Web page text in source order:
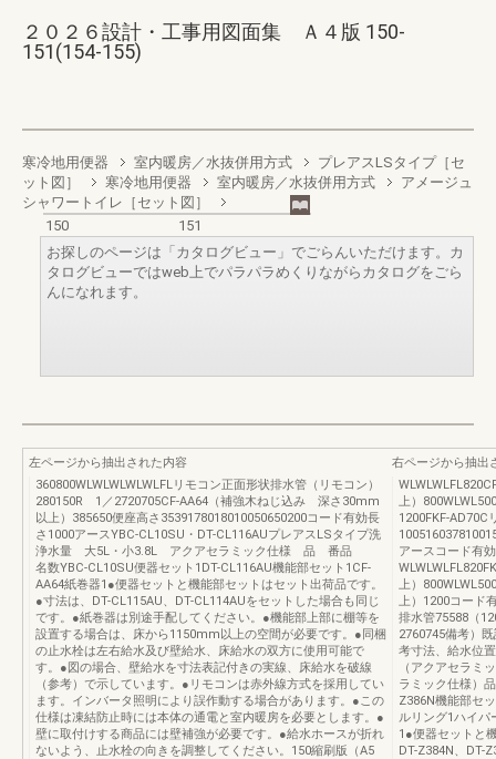
２０２６設計・工事用図面集 Ａ４版 150-
151(154-155)
寒冷地用便器 室内暖房／水抜併用方式
プレアスLSタイプ［セ
ット図］
寒冷地用便器 室内暖房／水抜併用方式
アメージュ
シャワートイレ［セット図］
150
151
お探しのページは「カタログビュー」でごらんいただけます。カ
タログビューではweb上でパラパラめくりながらカタログをごら
んになれます。
左ページから抽出された内容
360800WLWLWLWLWLFLリモコン正面形状排水管（リモコン）
280150R 1／2720705CF-AA64（補強木ねじ込み 深さ30mm
以上）385650便座高さ3539178018010050650200コード有効長
さ1000アースYBC-CL10SU・DT-CL116AUプレアスLSタイプ洗
浄水量 大5L・小3.8L アクアセラミック仕様 品 番品
名数YBC-CL10SU便器セット1DT-CL116AU機能部セット1CF-
AA64紙巻器1●便器セットと機能部セットはセット出荷品です。
●寸法は、DT-CL115AU、DT-CL114AUをセットした場合も同じ
です。●紙巻器は別途手配してください。●機能部上部に棚等を
設置する場合は、床から1150mm以上の空間が必要です。●同梱
の止水栓は左右給水及び壁給水、床給水の双方に使用可能で
す。●図の場合、壁給水を寸法表記付きの実線、床給水を破線
（参考）で示しています。●リモコンは赤外線方式を採用してい
ます。インバータ照明により誤作動する場合があります。●この
仕様は凍結防止時には本体の通電と室内暖房を必要とします。●
壁に取付けする商品には壁補強が必要です。●給水ホースが折れ
ないよう、止水栓の向きを調整してください。150縮刷版（A5
右ページから抽出
上）
1200FKF-AD70C
アースコード有
上）
上）1200コード
排水管75588（
2760745備考）
考寸法、給水位
（アクアセラミ
ラミック仕様
Z386N機能部セ
ルリング1ハイパ
1●便器セットと
DT-Z384N、DT-